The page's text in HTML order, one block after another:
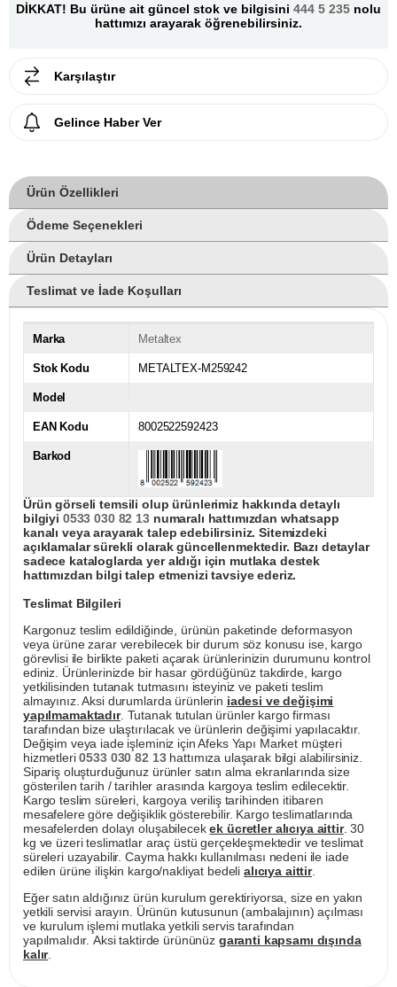
DİKKAT! Bu ürüne ait güncel stok ve bilgisini 444 5 235 nolu
hattımızı arayarak öğrenebilirsiniz.
Karşılaştır
Gelince Haber Ver
Ürün Özellikleri
Ödeme Seçenekleri
Ürün Detayları
Teslimat ve İade Koşulları
Marka Metaltex
Stok Kodu METALTEX-M259242
Model
EAN Kodu 8002522592423
Barkod
Ürün görseli temsili olup ürünlerimiz hakkında detaylı
bilgiyi 0533 030 82 13numaralı hattımızdan whatsapp
kanalı veya arayarak talep edebilirsiniz. Sitemizdeki
açıklamalar sürekli olarak güncellenmektedir. Bazı detaylar
sadece kataloglarda yer aldığı için mutlaka destek
hattımızdan bilgi talep etmenizi tavsiye ederiz.
Teslimat Bilgileri
Kargonuz teslim edildiğinde, ürünün paketinde deformasyon
veya ürüne zarar verebilecek bir durum söz konusu ise, kargo
görevlisi ile birlikte paketi açarak ürünlerinizin durumunu kontrol
ediniz. Ürünlerinizde bir hasar gördüğünüz takdirde, kargo
yetkilisinden tutanak tutmasını isteyiniz ve paketi teslim
almayınız. Aksi durumlarda ürünlerin iadesi ve değişimi
yapılmamaktadır. Tutanak tutulan ürünler kargo firması
tarafından bize ulaştırılacak ve ürünlerin değişimi yapılacaktır.
Değişim veya iade işleminiz için Afeks Yapı Market müşteri
hizmetleri0533 030 82 13hattımıza ulaşarak bilgi alabilirsiniz.
Sipariş oluşturduğunuz ürünler satın alma ekranlarında size
gösterilen tarih / tarihler arasında kargoya teslim edilecektir.
Kargo teslim süreleri, kargoya veriliş tarihinden itibaren
mesafelere göre değişiklik gösterebilir. Kargo teslimatlarında
mesafelerden dolayı oluşabilecekek ücretler alıcıya aittir. 30
kg ve üzeri teslimatlar araç üstü gerçekleşmektedir ve teslimat
süreleri uzayabilir. Cayma hakkı kullanılması nedeni ile iade
edilen ürüne ilişkin kargo/nakliyat bedeli alıcıya aittir.
Eğer satın aldığınız ürün kurulum gerektiriyorsa, size en yakın
yetkili servisi arayın. Ürünün kutusunun (ambalajının) açılması
ve kurulum işlemi mutlaka yetkili servis tarafından
yapılmalıdır. Aksi taktirde ürününüz garanti kapsamı dışında
kalır.